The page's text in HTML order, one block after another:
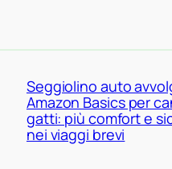
Seggiolino auto
Amazon Basics per
gatti: più comfort e
nei viaggi brevi